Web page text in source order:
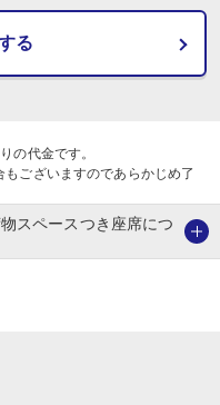
る
の代金です。
ございますのであらかじめ了
スペースつき座席につ